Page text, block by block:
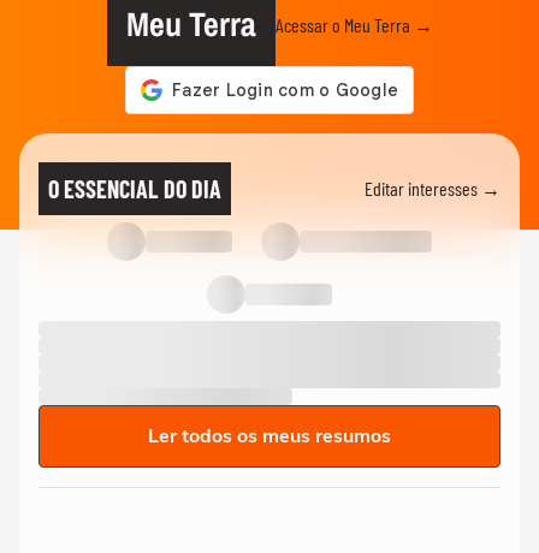
Meu Terra Acessar o Meu Terra →
O ESSENCIAL DO DIA Editar interesses →
Ler todos os meus resumos